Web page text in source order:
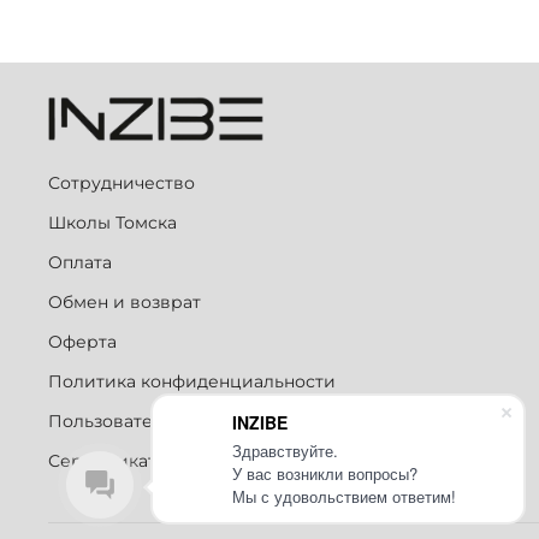
INZIBE
Здравствуйте.
У вас возникли вопросы?
Мы с удовольствием ответим!
Сотрудничество
Школы Томска
Оплата
Обмен и возврат
Оферта
Политика конфиденциальности
Пользовательское соглашение
Сертификаты